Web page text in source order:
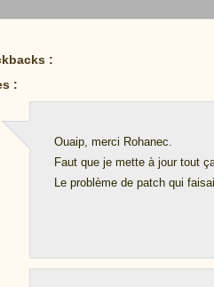
:
:
Ouaip, merci Rohanec.
Faut que je mette à jour tout
Le problème de patch qui